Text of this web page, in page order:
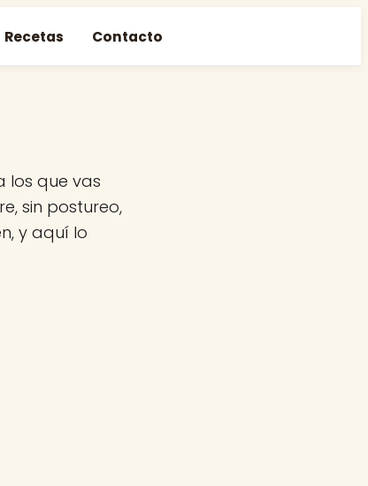
Recetas Contacto
los que vas
sin postureo,
y aquí lo